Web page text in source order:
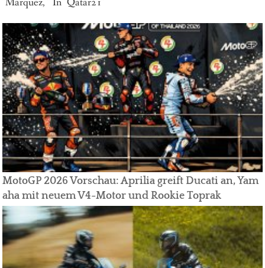
"Marquez, " In "Qatar21"
MotoGP 2026 Vorschau: Aprilia greift Ducati an, Yam
aha mit neuem V4-Motor und Rookie Toprak